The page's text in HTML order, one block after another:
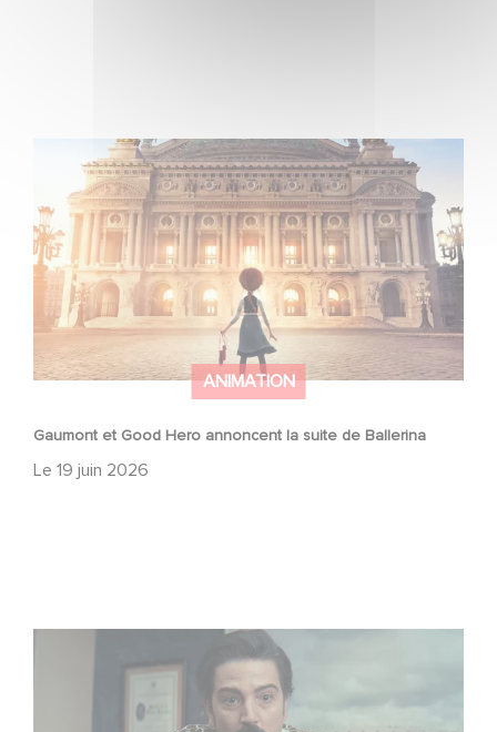
ANIMATION
Gaumont et Good Hero annoncent la suite de Ballerina
Le 19 juin 2026
Gaumont et Good Hero annoncent la suite de Ballerina
Mexico 86, est à retrouver dès maintenant sur Netflix